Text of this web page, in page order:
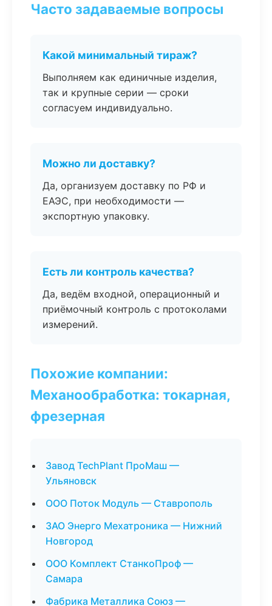
Часто задаваемые вопросы
Какой минимальный тираж?
Выполняем как единичные изделия,
так и крупные серии — сроки
согласуем индивидуально.
Можно ли доставку?
Да, организуем доставку по РФ и
ЕАЭС, при необходимости —
экспортную упаковку.
Есть ли контроль качества?
Да, ведём входной, операционный и
приёмочный контроль с протоколами
измерений.
Похожие компании:
Механообработка: токарная,
фрезерная
Завод TechPlant ПроМаш —
Ульяновск
ООО Поток Модуль — Ставрополь
ЗАО Энерго Мехатроника — Нижний
Новгород
ООО Комплект СтанкоПроф —
Самара
Фабрика Металлика Союз —